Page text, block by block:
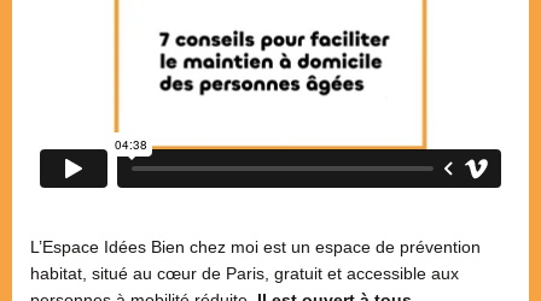
L’Espace Idées Bien chez moi est un espace de prévention
habitat, situé au cœur de Paris, gratuit et accessible aux